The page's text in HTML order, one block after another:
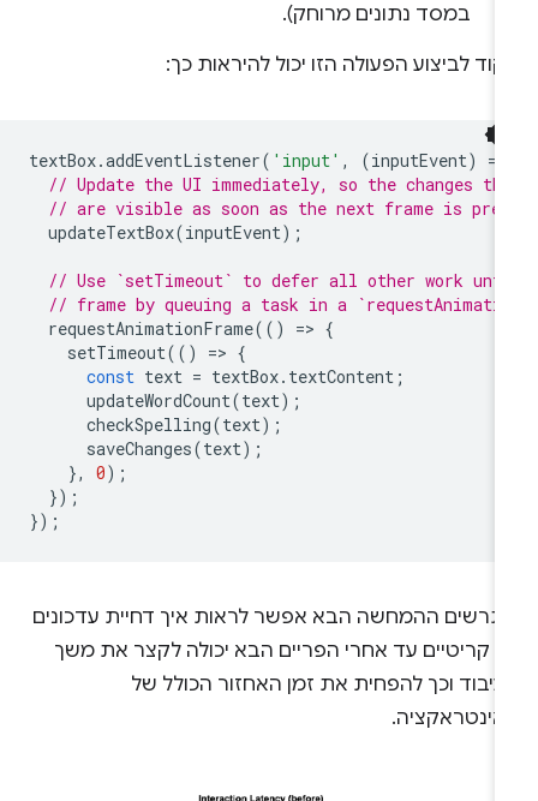
במסד נתונים מרוחק).
לביצוע הפעולה הזו יכול להיראות כך:
textBox.addEventListener('input', (inputEvent
// Update the UI immediately, so the changes
// are visible as soon as the next frame is
updateTextBox(inputEvent
// Use `setTimeout` to defer all other work
// frame by queuing a task in a
requestAnimationFrame (() =
setTimeout (() =
const text = textBox.textContent
updateWordCount(text
checkSpelling(text
saveChanges(text
},
ההמחשה הבא אפשר לראות איך דחיית עדכונים
קריטיים עד אחרי הפריים הבא יכולה לקצר את משך
וכך להפחית את זמן האחזור הכולל של